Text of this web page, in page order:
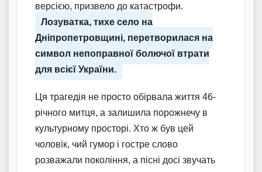
версією, призвело до катастрофи.
Лозуватка, тихе село на
Дніпропетровщині, перетворилася на
символ непоправної болючої втрати
для всієї України.
Ця трагедія не просто обірвала життя 46-
річного митця, а залишила порожнечу в
культурному просторі. Хто ж був цей
чоловік, чий гумор і гостре слово
розважали покоління, а пісні досі звучать